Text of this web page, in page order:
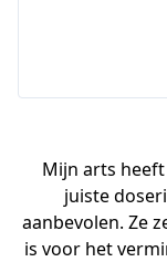
Mijn arts
juiste
aanbevolen. Ze
is voor het